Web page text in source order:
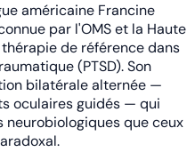
américaine Francine
par l'OMS et la Haute
de référence dans
(PTSD). Son
bilatérale alternée —
oculaires guidés — qui
neurobiologiques que ceux